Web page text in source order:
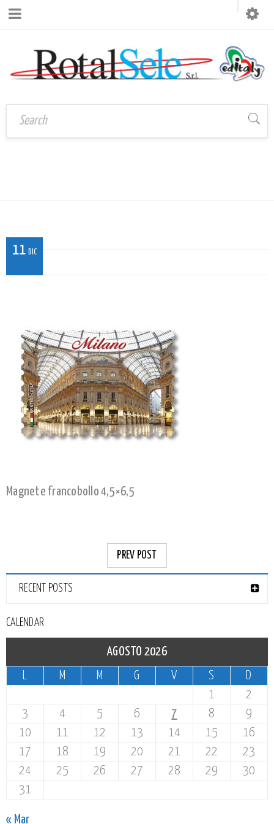
11 DIC
Magnete francobollo 4,5×6,5
PREV POST
RECENT POSTS
CALENDAR
AGOSTO 2026
L
M M G V S
D
1
2
3
4 5 6 7 8
9
10
11 12 13 14 15
16
17
18 19 20 21 22
23
24
25 26 27 28 29
30
31
« Mar